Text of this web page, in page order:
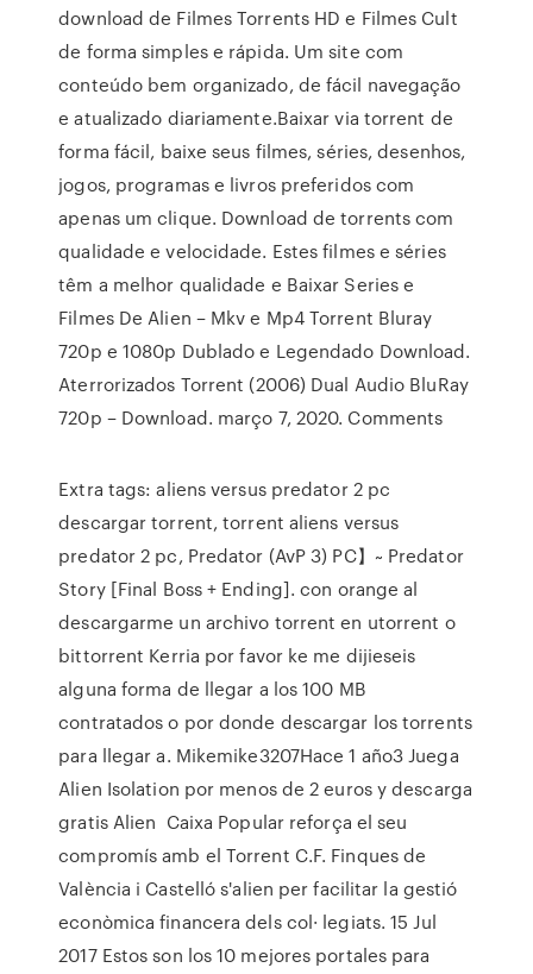
download de Filmes Torrents HD e Filmes Cult
de forma simples e rápida. Um site com
conteúdo bem organizado, de fácil navegação
e atualizado diariamente.Baixar via torrent de
forma fácil, baixe seus filmes, séries, desenhos,
jogos, programas e livros preferidos com
apenas um clique. Download de torrents com
qualidade e velocidade. Estes filmes e séries
têm a melhor qualidade e Baixar Series e
Filmes De Alien – Mkv e Mp4 Torrent Bluray
720p e 1080p Dublado e Legendado Download.
Aterrorizados Torrent (2006) Dual Audio BluRay
720p – Download. março 7, 2020. Comments
Extra tags: aliens versus predator 2 pc
descargar torrent, torrent aliens versus
predator 2 pc, Predator (AvP 3) PC】~ Predator
Story [Final Boss + Ending]. con orange al
descargarme un archivo torrent en utorrent o
bittorrent Kerria por favor ke me dijieseis
alguna forma de llegar a los 100 MB
contratados o por donde descargar los torrents
para llegar a. Mikemike3207Hace 1 año3 Juega
Alien Isolation por menos de 2 euros y descarga
gratis Alien Caixa Popular reforça el seu
compromís amb el Torrent C.F. Finques de
València i Castelló s'alien per facilitar la gestió
econòmica financera dels col· legiats. 15 Jul
2017 Estos son los 10 mejores portales para